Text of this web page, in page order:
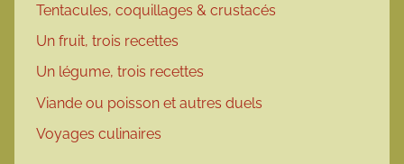
Tentacules, coquillages & crustacés
Un fruit, trois recettes
Un légume, trois recettes
Viande ou poisson et autres duels
Voyages culinaires